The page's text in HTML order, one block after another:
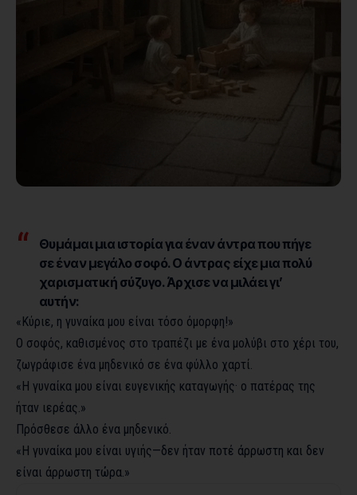
Θυμάμαι μια ιστορία για έναν άντρα που πήγε
σε έναν μεγάλο σοφό. Ο άντρας είχε μια πολύ
χαρισματική σύζυγο. Άρχισε να μιλάει γι’
αυτήν:
«Κύριε, η γυναίκα μου είναι τόσο όμορφη!»
Ο σοφός, καθισμένος στο τραπέζι με ένα μολύβι στο χέρι του,
ζωγράφισε ένα μηδενικό σε ένα φύλλο χαρτί.
«Η γυναίκα μου είναι ευγενικής καταγωγής· ο πατέρας της
ήταν ιερέας.»
Πρόσθεσε άλλο ένα μηδενικό.
«Η γυναίκα μου είναι υγιής—δεν ήταν ποτέ άρρωστη και δεν
είναι άρρωστη τώρα.»